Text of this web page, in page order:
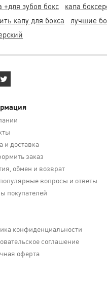
+для зубов бокс капа
капу для бокса
лучшие
и доставка
заказ
обмен и возврат
вопросы и ответы
покупателей
конфиденциальности
соглашение
оферта